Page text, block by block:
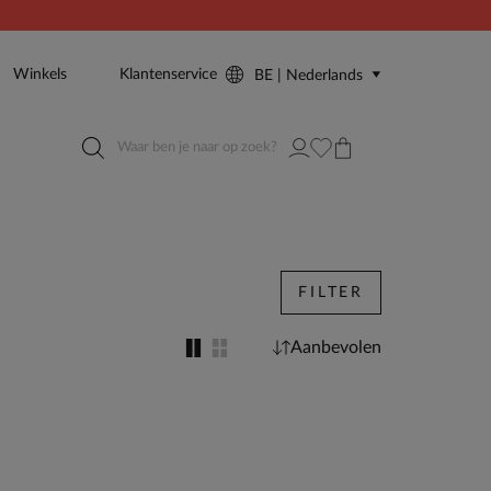
Winkels Klantenservice BE | Nederlands
FILTER
Aanbevolen